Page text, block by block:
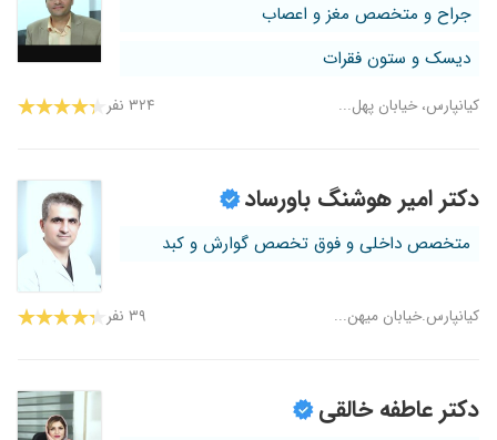
جراح و متخصص مغز و اعصاب
دیسک و ستون فقرات
کیانپارس، خیابان پهل... ۳۲۴ نفر
دکتر امیر هوشنگ باورساد
متخصص داخلی و فوق تخصص گوارش و کبد
کیانپارس.خیابان میهن... ۳۹ نفر
دکتر عاطفه خالقی